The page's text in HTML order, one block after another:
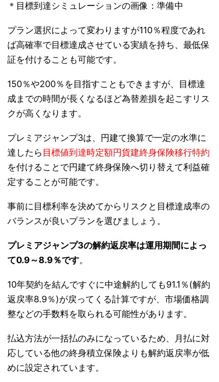
＊目標到達シミュレーションの画像：準備中
プラン選択によって変わりますが110％程度であれ
ば高確率で目標達成させている実績を持ち、最低保
証を付けることも可能です。
150％や200％を目指すこともできますが、目標達
成までの時間が長くなるほど為替差損を起こすリス
クが高くなります。
プレミアジャンプ3は、円建て換算で一定の水準に
達したら目標値到達時定額円貨建終身保険移行特約
を付けることで円建て終身保険へ切り替えて利益確
定することが可能です。
事前に目標利率を決めてからリスクと目標達成率の
バランスが良いプランを選びましょう。
プレミアジャンプ3の解約返戻率は運用期間によっ
て0.9～8.9％です。
10年契約を結んですぐに中途解約しても91.1％(解約
返戻率8.9％)が戻ってくる計算ですが、市場価格調
整などの手数料を取られる可能性があります。
払込方法が一括払のみになっているため、月払に対
応している他の終身積立保険よりも解約返戻率が低
めに設定されています。